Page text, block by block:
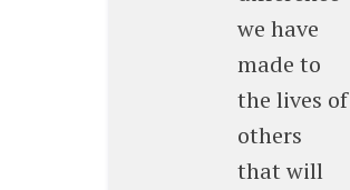
we have
made to
the lives of
others
that will